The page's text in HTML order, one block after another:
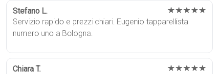
Stefano L. ★★★★★
Servizio rapido e prezzi chiari. Eugenio tapparellista
numero uno a Bologna.
Chiara T. ★★★★★